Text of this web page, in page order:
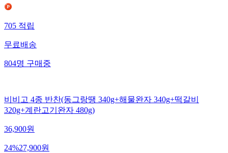
705 적립
무료배송
804명 구매중
비비고 4종 반찬(동그랑땡 340g+해물완자 340g+떡갈비
320g+계란고기완자 480g)
36,900원
24%27,900원